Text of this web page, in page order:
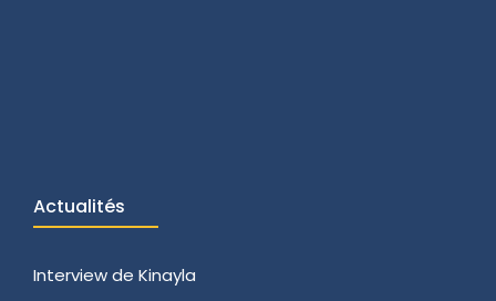
Actualités
Interview de Kinayla